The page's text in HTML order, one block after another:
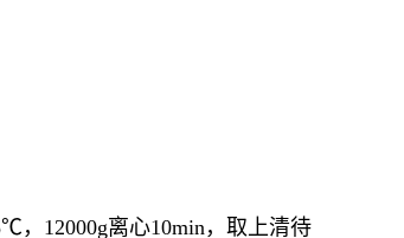
，12000g离心10min，取上清待